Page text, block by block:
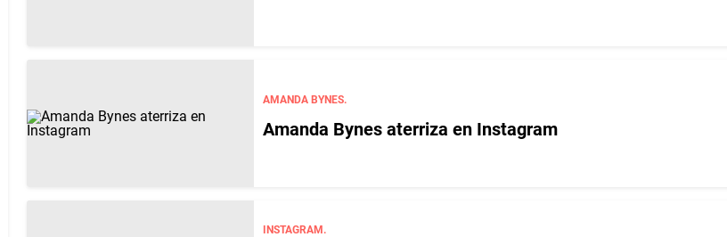
AMANDA BYNES.
Amanda Bynes aterriza en Instagram
INSTAGRAM.